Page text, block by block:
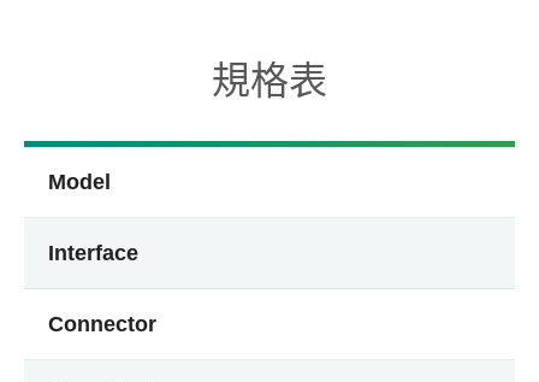
規格表
Model
Interface
Connector